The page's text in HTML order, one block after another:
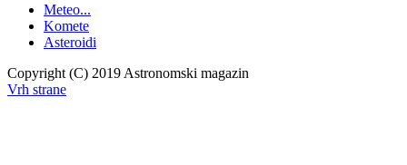
Meteo...
Komete
Asteroidi
Copyright (C) 2019 Astronomski magazin
Vrh strane